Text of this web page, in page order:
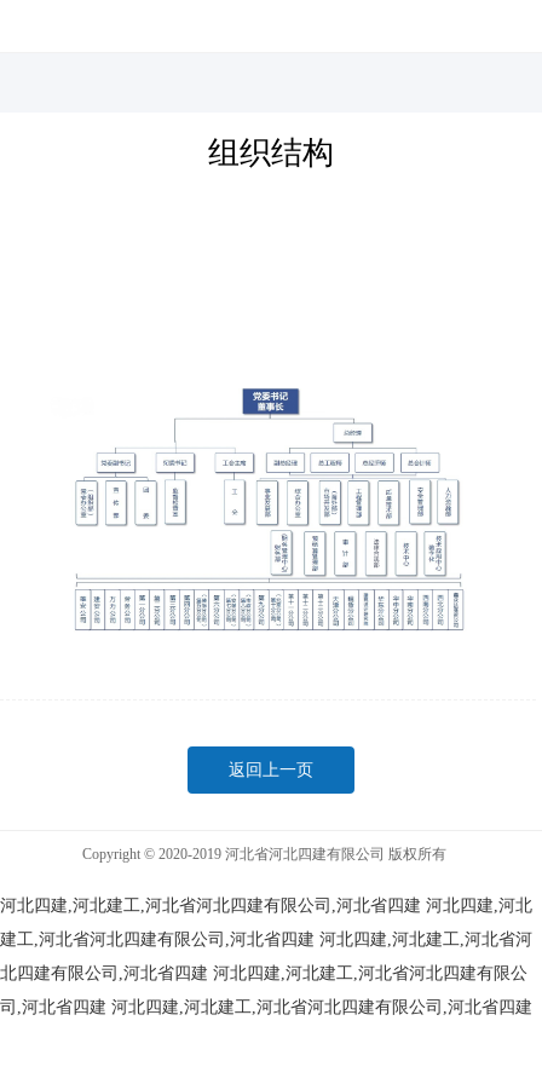
组织结构
返回上一页
Copyright © 2020-2019 河北省河北四建有限公司 版权所有
河北四建,河北建工,河北省河北四建有限公司,河北省四建 河北四建,河北
建工,河北省河北四建有限公司,河北省四建 河北四建,河北建工,河北省河
北四建有限公司,河北省四建 河北四建,河北建工,河北省河北四建有限公
司,河北省四建 河北四建,河北建工,河北省河北四建有限公司,河北省四建